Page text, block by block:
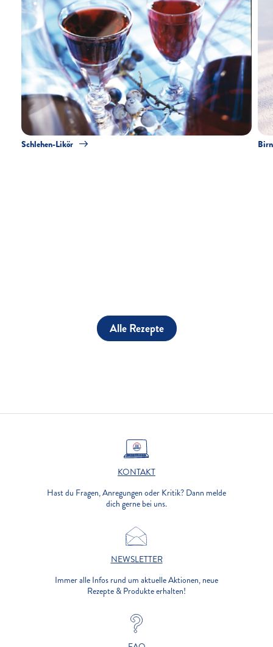
Schlehen-Likör
Alle Rezepte
KONTAKT
Hast du Fragen, Anregungen oder Kritik? Dann melde
dich gerne bei uns.
NEWSLETTER
Immer alle Infos rund um aktuelle Aktionen, neue
Rezepte & Produkte erhalten!